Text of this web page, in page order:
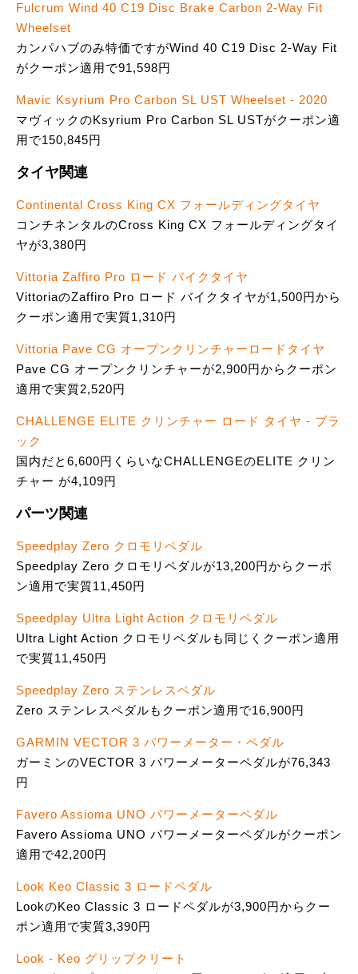
Fulcrum Wind 40 C19 Disc Brake Carbon 2-Way Fit
Wheelset
カンパハブのみ特価ですがWind 40 C19 Disc 2-Way Fit
がクーポン適用で91,598円
Mavic Ksyrium Pro Carbon SL UST Wheelset - 2020
マヴィックのKsyrium Pro Carbon SL USTがクーポン適
用で150,845円
タイヤ関連
Continental Cross King CX フォールディングタイヤ
コンチネンタルのCross King CX フォールディングタイ
ヤが3,380円
Vittoria Zaffiro Pro ロード バイクタイヤ
VittoriaのZaffiro Pro ロード バイクタイヤが1,500円から
クーポン適用で実質1,310円
Vittoria Pave CG オープンクリンチャーロードタイヤ
Pave CG オープンクリンチャーが2,900円からクーポン
適用で実質2,520円
CHALLENGE ELITE クリンチャー ロード タイヤ - ブラ
ック
国内だと6,600円くらいなCHALLENGEのELITE クリン
チャー が4,109円
パーツ関連
Speedplay Zero クロモリペダル
Speedplay Zero クロモリペダルが13,200円からクーポ
ン適用で実質11,450円
Speedplay Ultra Light Action クロモリペダル
Ultra Light Action クロモリペダルも同じくクーポン適用
で実質11,450円
Speedplay Zero ステンレスペダル
Zero ステンレスペダルもクーポン適用で16,900円
GARMIN VECTOR 3 パワーメーター・ペダル
ガーミンのVECTOR 3 パワーメーターペダルが76,343
円
Favero Assioma UNO パワーメーターペダル
Favero Assioma UNO パワーメーターペダルがクーポン
適用で42,200円
Look Keo Classic 3 ロードペダル
LookのKeo Classic 3 ロードペダルが3,900円からクー
ポン適用で実質3,390円
Look - Keo グリップクリート